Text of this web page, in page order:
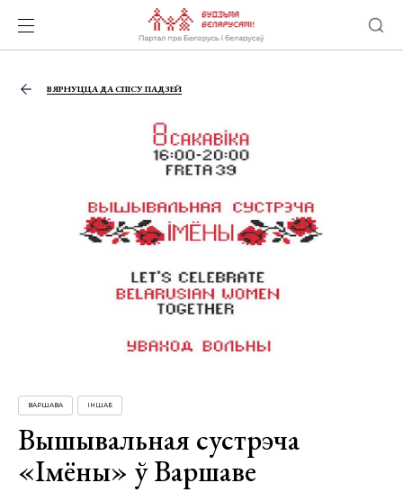
ВЯРНУЦЦА ДА СПІСУ ПАДЗЕЙ
ВАРШАВА ІНШАЕ
Вышывальная сустрэча
«Імёны» ў Варшаве